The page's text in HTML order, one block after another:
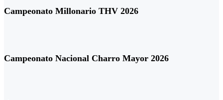
Campeonato Millonario THV 2026
Campeonato Nacional Charro Mayor 2026